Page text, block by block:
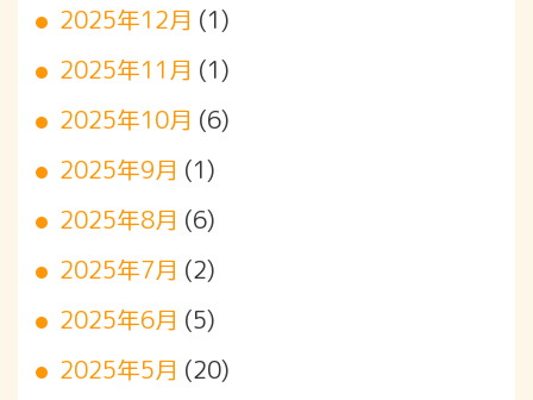
2025年12月 (1)
2025年11月 (1)
2025年10月 (6)
2025年9月 (1)
2025年8月 (6)
2025年7月 (2)
2025年6月 (5)
2025年5月 (20)